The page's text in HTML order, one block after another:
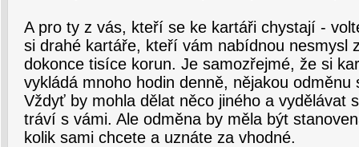
A pro ty z vás, kteří se ke kartáři chystají -
si drahé kartáře, kteří vám nabídnou nesmysl
dokonce tisíce korun. Je samozřejmé, že si
vykládá mnoho hodin denně, nějakou odměnu
Vždyť by mohla dělat něco jiného a vydělávat
tráví s vámi. Ale odměna by měla být
kolik sami chcete a uznáte za vhodné.